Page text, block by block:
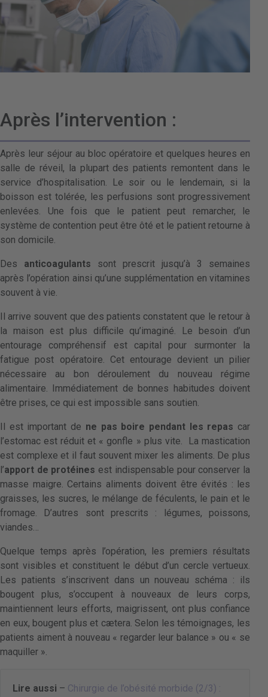
Après l’intervention :
Après leur séjour au bloc opératoire et quelques heures en
salle de réveil, la plupart des patients remontent dans le
service d’hospitalisation. Le soir ou le lendemain, si la
boisson est tolérée, les perfusions sont progressivement
enlevées. Une fois que le patient peut remarcher, le
système de contention peut être ôté et le patient retourne à
son domicile.
Des anticoagulants sont prescrit jusqu’à 3 semaines
après l’opération ainsi qu’une supplémentation en vitamines
souvent à vie.
Il arrive souvent que des patients constatent que le retour à
la maison est plus difficile qu’imaginé. Le besoin d’un
entourage compréhensif est capital pour surmonter la
fatigue post opératoire. Cet entourage devient un pilier
nécessaire au bon déroulement du nouveau régime
alimentaire. Immédiatement de bonnes habitudes doivent
être prises, ce qui est impossible sans soutien.
Il est important de ne pas boire pendant les repas car
l’estomac est réduit et « gonfle » plus vite. La mastication
est complexe et il faut souvent mixer les aliments. De plus
l’apport de protéines est indispensable pour conserver la
masse maigre. Certains aliments doivent être évités : les
graisses, les sucres, le mélange de féculents, le pain et le
fromage. D’autres sont prescrits : légumes, poissons,
viandes…
Quelque temps après l’opération, les premiers résultats
sont visibles et constituent le début d’un cercle vertueux.
Les patients s’inscrivent dans un nouveau schéma : ils
bougent plus, s’occupent à nouveaux de leurs corps,
maintiennent leurs efforts, maigrissent, ont plus confiance
en eux, bougent plus et cætera. Selon les témoignages, les
patients aiment à nouveau « regarder leur balance » ou « se
maquiller ».
Lire aussi – Chirurgie de l’obésité morbide (2/3) :